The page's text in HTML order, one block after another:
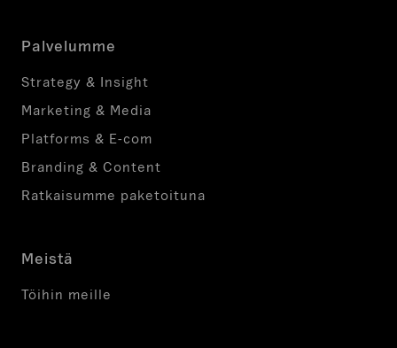
Palvelumme
Strategy & Insight
Marketing & Media
Platforms & E-com
Branding & Content
Ratkaisumme paketoituna
Meistä
Töihin meille